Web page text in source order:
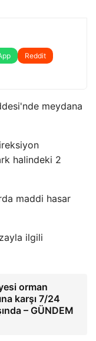
Reddit
meydana
halindeki 2
maddi hasar
ilgili
orman
karşı 7/24
– GÜNDEM